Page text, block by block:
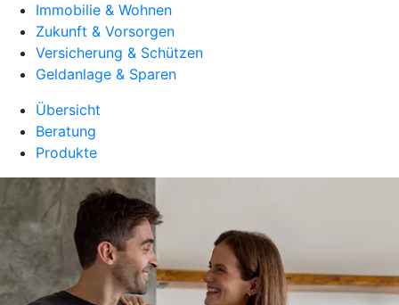
Immobilie & Wohnen
Zukunft & Vorsorgen
Versicherung & Schützen
Geldanlage & Sparen
Übersicht
Beratung
Produkte